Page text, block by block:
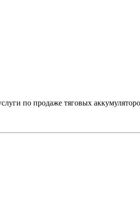
по продаже тяговых